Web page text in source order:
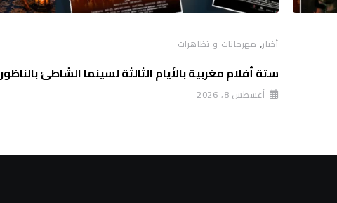
أخبار, مهرجانات و تظاهرات
ستة أفلام مغربية بالأيام الثالثة لسينما الشاطئ بالناظور
أغسطس 8, 2026